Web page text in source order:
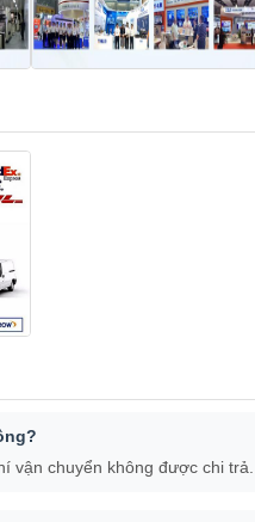
vận chuyển không được chi trả.